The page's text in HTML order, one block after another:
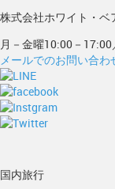
株式会社ホワイト・ベ
月－金曜10:00－
メールでのお問い合わ
国内旅行